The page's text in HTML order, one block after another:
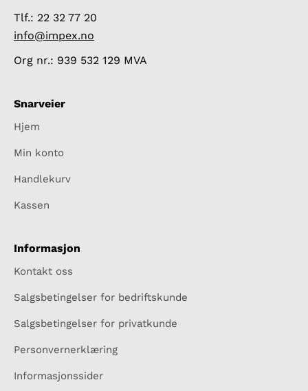
Tlf.: 22 32 77 20
info@impex.no
Org nr.: 939 532 129 MVA
Snarveier
Hjem
Min konto
Handlekurv
Kassen
Informasjon
Kontakt oss
Salgsbetingelser for bedriftskunde
Salgsbetingelser for privatkunde
Personvernerklæring
Informasjonssider